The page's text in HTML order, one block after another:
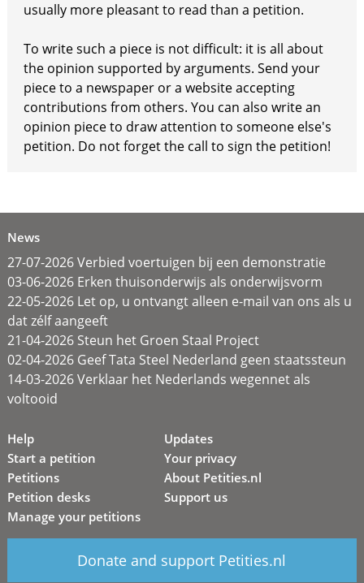
usually more pleasant to read than a petition.
To write such a piece is not difficult: it is all about
the opinion supported by arguments. Send your
piece to a newspaper or a website accepting
contributions from others. You can also write an
opinion piece to draw attention to someone else's
petition. Do not forget the call to sign the petition!
News
27-07-2026 Verbied voertuigen bij een demonstratie
03-06-2026 Erken thuisonderwijs als onderwijsvorm
22-05-2026 Let op, u ontvangt alleen e-mail van ons als u
dat zélf aangeeft
21-04-2026 Steun het Groen Staal Project
02-04-2026 Geef Tata Steel Nederland geen staatssteun
14-03-2026 Verklaar het Nederlands wegennet als
voltooid
Help
Start a petition
Petitions
Petition desks
Manage your petitions
Updates
Your privacy
About Petities.nl
Support us
Donate and support Petities.nl